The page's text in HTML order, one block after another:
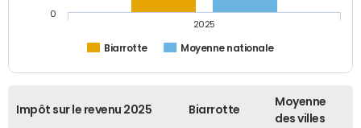
Biarrotte Moyenne nationale
2025
0
Impôt sur le revenu 2025 Biarrotte
Moyenne
des villes